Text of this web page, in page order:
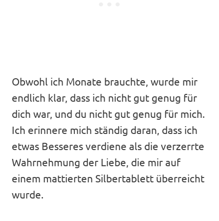
Obwohl ich Monate brauchte, wurde mir
endlich klar, dass ich nicht gut genug für
dich war, und du nicht gut genug für mich.
Ich erinnere mich ständig daran, dass ich
etwas Besseres verdiene als die verzerrte
Wahrnehmung der Liebe, die mir auf
einem mattierten Silbertablett überreicht
wurde.